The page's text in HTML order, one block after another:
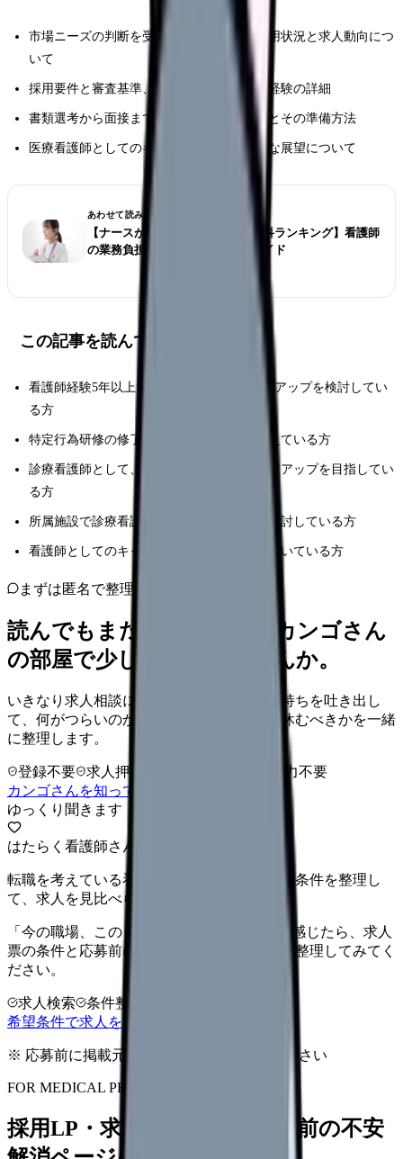
市場ニーズの判断を受けた医療看護師の採用状況と求人動向につ
いて
採用要件と審査基準、求められるスキルと経験の詳細
書類選考から面接までの具体的な選考対策とその準備方法
医療看護師としてのキャリアパスと将来的な展望について
あわせて読みたい
【ナースが選ぶ仕事が大変な診療科ランキング】看護師
の業務負担とストレス対策完全ガイド
この記事を読んで欲しい人
看護師経験5年以上で、看護師へのキャリアアップを検討してい
る方
特定行為研修の修了者で、転職や就職を考えている方
診療看護師として、より良い継続やキャリアアップを目指してい
る方
所属施設で診療看護師としての役割拡大を検討している方
看護師としてのキャリアの次のステップを歩いている方
まずは匿名で整理
読んでもまだ苦しいなら、カンゴさん
の部屋で少し話してみませんか。
いきなり求人相談には進みません。今の気持ちを吐き出し
て、何がつらいのか、辞めるべきか、少し休むべきかを一緒
に整理します。
登録不要 求人押し売りなし
病院名は入力不要
カンゴさんを知ってから相談する
ゆっくり聞きます
はたらく看護師さん 求人
転職を考えている看護師さんへ。まずは希望条件を整理し
て、求人を見比べられます。
「今の職場、このままでいいのかな...」そう感じたら、求人
票の条件と応募前に確認したい不安を分けて整理してみてく
ださい。
求人検索 条件整理
希望条件で求人を探す
※ 応募前に掲載元の最新情報を確認してください
FOR MEDICAL PROVIDERS
採用LP・求人ページを、応募前の不安